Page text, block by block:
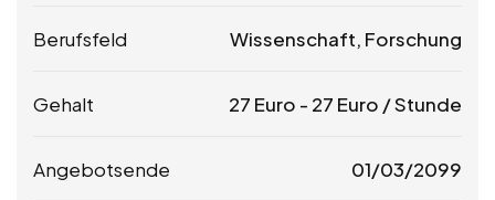
Berufsfeld Wissenschaft, Forschung
Gehalt 27 Euro - 27 Euro / Stunde
Angebotsende 01/03/2099